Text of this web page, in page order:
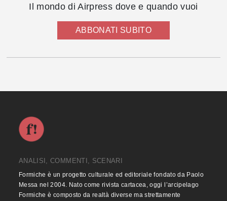
Il mondo di Airpress dove e quando vuoi
ABBONATI SUBITO
ANALISI, COMMENTI, SCENARI
Formiche è un progetto culturale ed editoriale fondato da Paolo
Messa nel 2004. Nato come rivista cartacea, oggi l’arcipelago
Formiche è composto da realtà diverse ma strettamente